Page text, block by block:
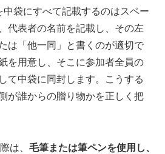
袋にすべて記載するのはスペー
代表者の名前を記載し、その左
は「他一同」と書くのが適切で
を用意し、そこに参加者全員の
て中袋に同封します。こうする
が誰からの贈り物かを正しく把
は、 毛筆または筆ペンを使用し、